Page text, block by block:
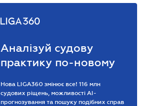
Аналізуй судову
практику по-новому
Нова LIGA360 змінює все! 116 млн
судових ріщень, можливості АІ-
прогнозування та пошуку подібних справ